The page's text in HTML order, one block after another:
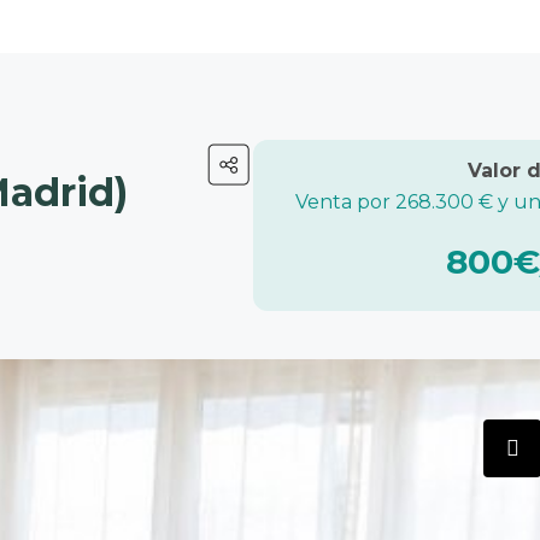
Venta por 268.300 € y
800€